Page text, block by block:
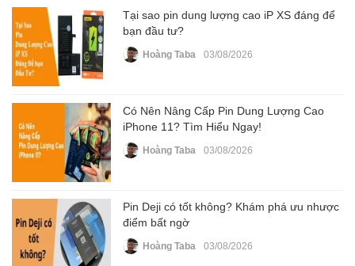
Tại sao pin dung lượng cao iP XS đáng để
bạn đầu tư?
Hoàng Taba 03/08/2026
Có Nên Nâng Cấp Pin Dung Lượng Cao
iPhone 11? Tìm Hiểu Ngay!
Hoàng Taba 03/08/2026
Pin Deji có tốt không? Khám phá ưu nhược
điểm bất ngờ
Hoàng Taba 03/08/2026